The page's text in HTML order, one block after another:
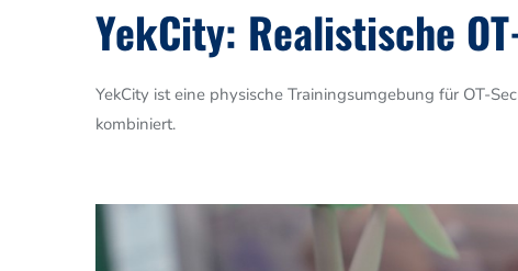
YekCity: Realistische
YekCity ist eine physische Trainingsumgebung für OT-
kombiniert.